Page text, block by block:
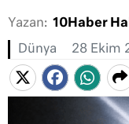
Yazan: 10Haber
Dünya 28 Ekim